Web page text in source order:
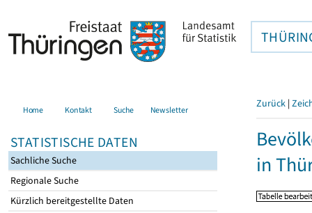
Home Kontakt Suche Newsletter
STATISTISCHE DATEN
Sachliche Suche
Regionale Suche
Kürzlich bereitgestellte Daten
Zurück |
in